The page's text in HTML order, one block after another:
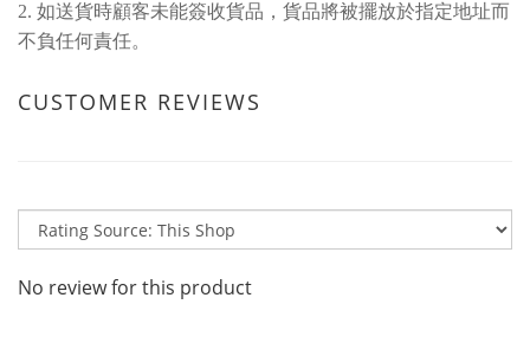
2. 如送貨時顧客未能簽收貨品，貨品將被擺放於指定地址而
不負任何責任。
CUSTOMER REVIEWS
No review for this product